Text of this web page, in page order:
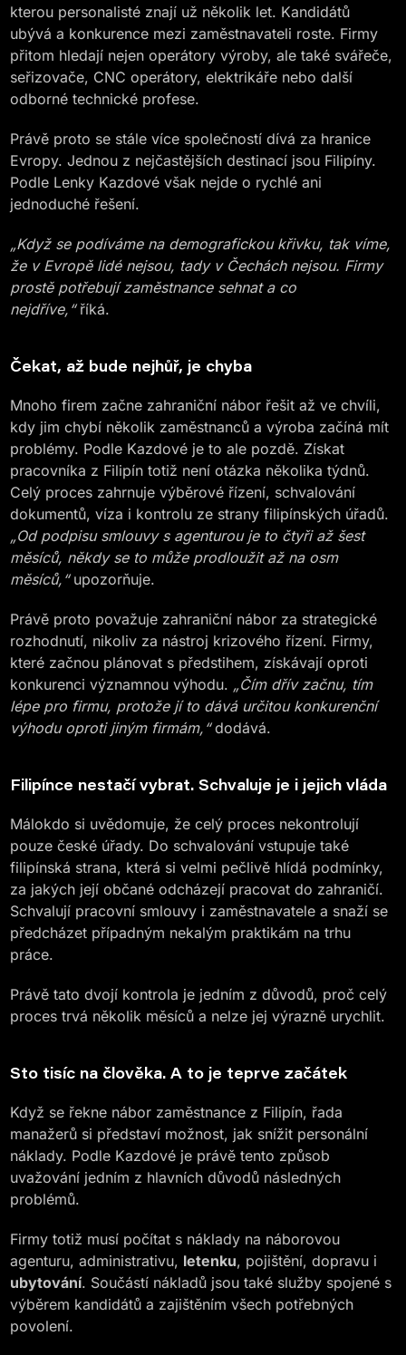
kterou personalisté znají už několik let. Kandidátů
ubývá a konkurence mezi zaměstnavateli roste. Firmy
přitom hledají nejen operátory výroby, ale také svářeče,
seřizovače, CNC operátory, elektrikáře nebo další
odborné technické profese.
Právě proto se stále více společností dívá za hranice
Evropy. Jednou z nejčastějších destinací jsou Filipíny.
Podle Lenky Kazdové však nejde o rychlé ani
jednoduché řešení.
„Když se podíváme na demografickou křivku, tak víme,
že v Evropě lidé nejsou, tady v Čechách nejsou. Firmy
prostě potřebují zaměstnance sehnat a co
nejdříve,“říká.
Čekat, až bude nejhůř, je chyba
Mnoho firem začne zahraniční nábor řešit až ve chvíli,
kdy jim chybí několik zaměstnanců a výroba začíná mít
problémy. Podle Kazdové je to ale pozdě. Získat
pracovníka z Filipín totiž není otázka několika týdnů.
Celý proces zahrnuje výběrové řízení, schvalování
dokumentů, víza i kontrolu ze strany filipínských úřadů.
„Od podpisu smlouvy s agenturou je to čtyři až šest
měsíců, někdy se to může prodloužit až na osm
měsíců,“upozorňuje.
Právě proto považuje zahraniční nábor za strategické
rozhodnutí, nikoliv za nástroj krizového řízení. Firmy,
které začnou plánovat s předstihem, získávají oproti
konkurenci významnou výhodu. „Čím dřív začnu, tím
lépe pro firmu, protože jí to dává určitou konkurenční
výhodu oproti jiným firmám,“dodává.
Filipínce nestačí vybrat. Schvaluje je i jejich vláda
Málokdo si uvědomuje, že celý proces nekontrolují
pouze české úřady. Do schvalování vstupuje také
filipínská strana, která si velmi pečlivě hlídá podmínky,
za jakých její občané odcházejí pracovat do zahraničí.
Schvalují pracovní smlouvy i zaměstnavatele a snaží se
předcházet případným nekalým praktikám na trhu
práce.
Právě tato dvojí kontrola je jedním z důvodů, proč celý
proces trvá několik měsíců a nelze jej výrazně urychlit.
Sto tisíc na člověka. A to je teprve začátek
Když se řekne nábor zaměstnance z Filipín, řada
manažerů si představí možnost, jak snížit personální
náklady. Podle Kazdové je právě tento způsob
uvažování jedním z hlavních důvodů následných
problémů.
Firmy totiž musí počítat s náklady na náborovou
agenturu, administrativu, letenku, pojištění, dopravu i
ubytování. Součástí nákladů jsou také služby spojené s
výběrem kandidátů a zajištěním všech potřebných
povolení.